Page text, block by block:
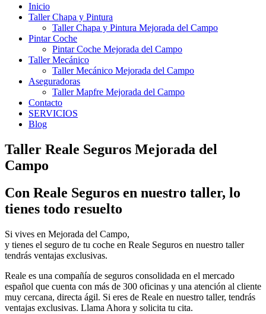
Inicio
Taller Chapa y Pintura
Taller Chapa y Pintura Mejorada del Campo
Pintar Coche
Pintar Coche Mejorada del Campo
Taller Mecánico
Taller Mecánico Mejorada del Campo
Aseguradoras
Taller Mapfre Mejorada del Campo
Contacto
SERVICIOS
Blog
Taller Reale Seguros Mejorada del
Campo
Con Reale Seguros en nuestro taller, lo
tienes todo resuelto
Si vives en Mejorada del Campo,
y tienes el seguro de tu coche en Reale Seguros en nuestro taller
tendrás ventajas exclusivas.
Reale es una compañía de seguros consolidada en el mercado
español que cuenta con más de 300 oficinas y una atención al cliente
muy cercana, directa ágil. Si eres de Reale en nuestro taller, tendrás
ventajas exclusivas. Llama Ahora y solicita tu cita.